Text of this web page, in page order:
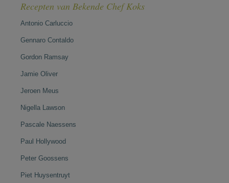
Recepten van Bekende Chef Koks
Antonio Carluccio
Gennaro Contaldo
Gordon Ramsay
Jamie Oliver
Jeroen Meus
Nigella Lawson
Pascale Naessens
Paul Hollywood
Peter Goossens
Piet Huysentruyt